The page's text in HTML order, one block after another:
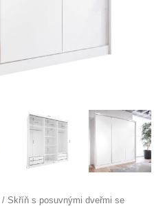
/ Skříň s posuvnými dveřmi se